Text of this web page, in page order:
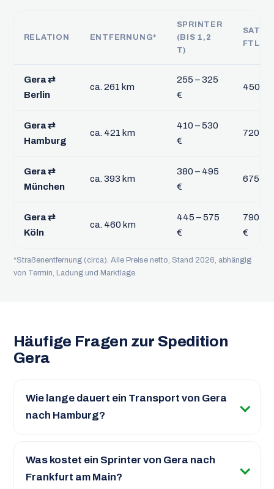
RELATION ENTFERNUNG*
SPRINTER
(BIS 1,2
T)
FTL
Gera ⇄
Berlin
ca. 261 km
255 – 325
€
450 –
Gera ⇄
Hamburg
ca. 421 km
410 – 530
€
720 –
Gera ⇄
München
ca. 393 km
380 – 495
€
675 –
Gera ⇄
Köln
ca. 460 km
445 – 575
€
790 –
€
*Straßenentfernung (circa). Alle Preise netto, Stand 2026, abhängig
von Termin, Ladung und Marktlage.
Häufige Fragen zur Spedition
Gera
Wie lange dauert ein Transport von Gera
nach Hamburg?
Was kostet ein Sprinter von Gera nach
Frankfurt am Main?